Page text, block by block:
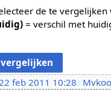
de te vergelijken
= verschil met
feb 2011 10:28